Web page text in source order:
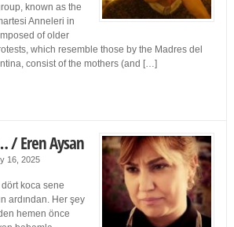
known as the
Anneleri in
of older
which resemble those by the Madres del
consist of the mothers (and […]
/ Eren Aysan
16, 2025
koca sene
ardından. Her şey
hemen önce